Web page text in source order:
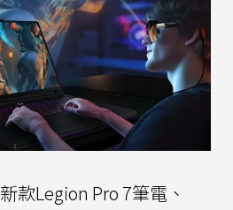
款Legion Pro 7筆電、